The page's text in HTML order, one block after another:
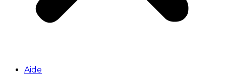
Aide